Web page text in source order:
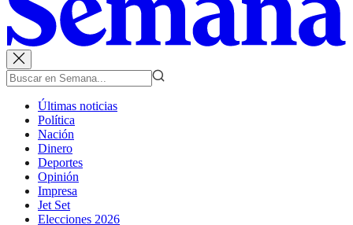
Últimas noticias
Política
Nación
Dinero
Deportes
Opinión
Impresa
Jet Set
Elecciones 2026